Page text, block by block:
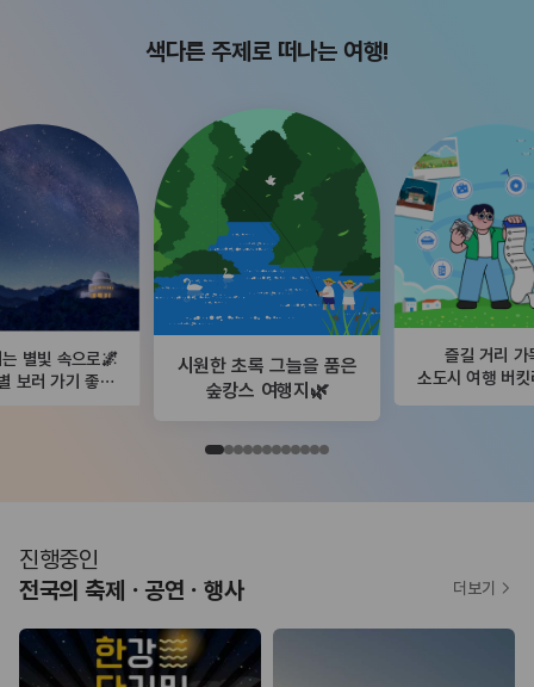
색다른 주제로 떠나는 여행!
별빛 속으로🌌
보러 가기 좋은
시원한 초록 그늘을 품은
숲캉스 여행지🌿
즐길 거리 가
소도시 여행 버킷
진행중인
전국의 축제ㆍ공연ㆍ행사
더보기